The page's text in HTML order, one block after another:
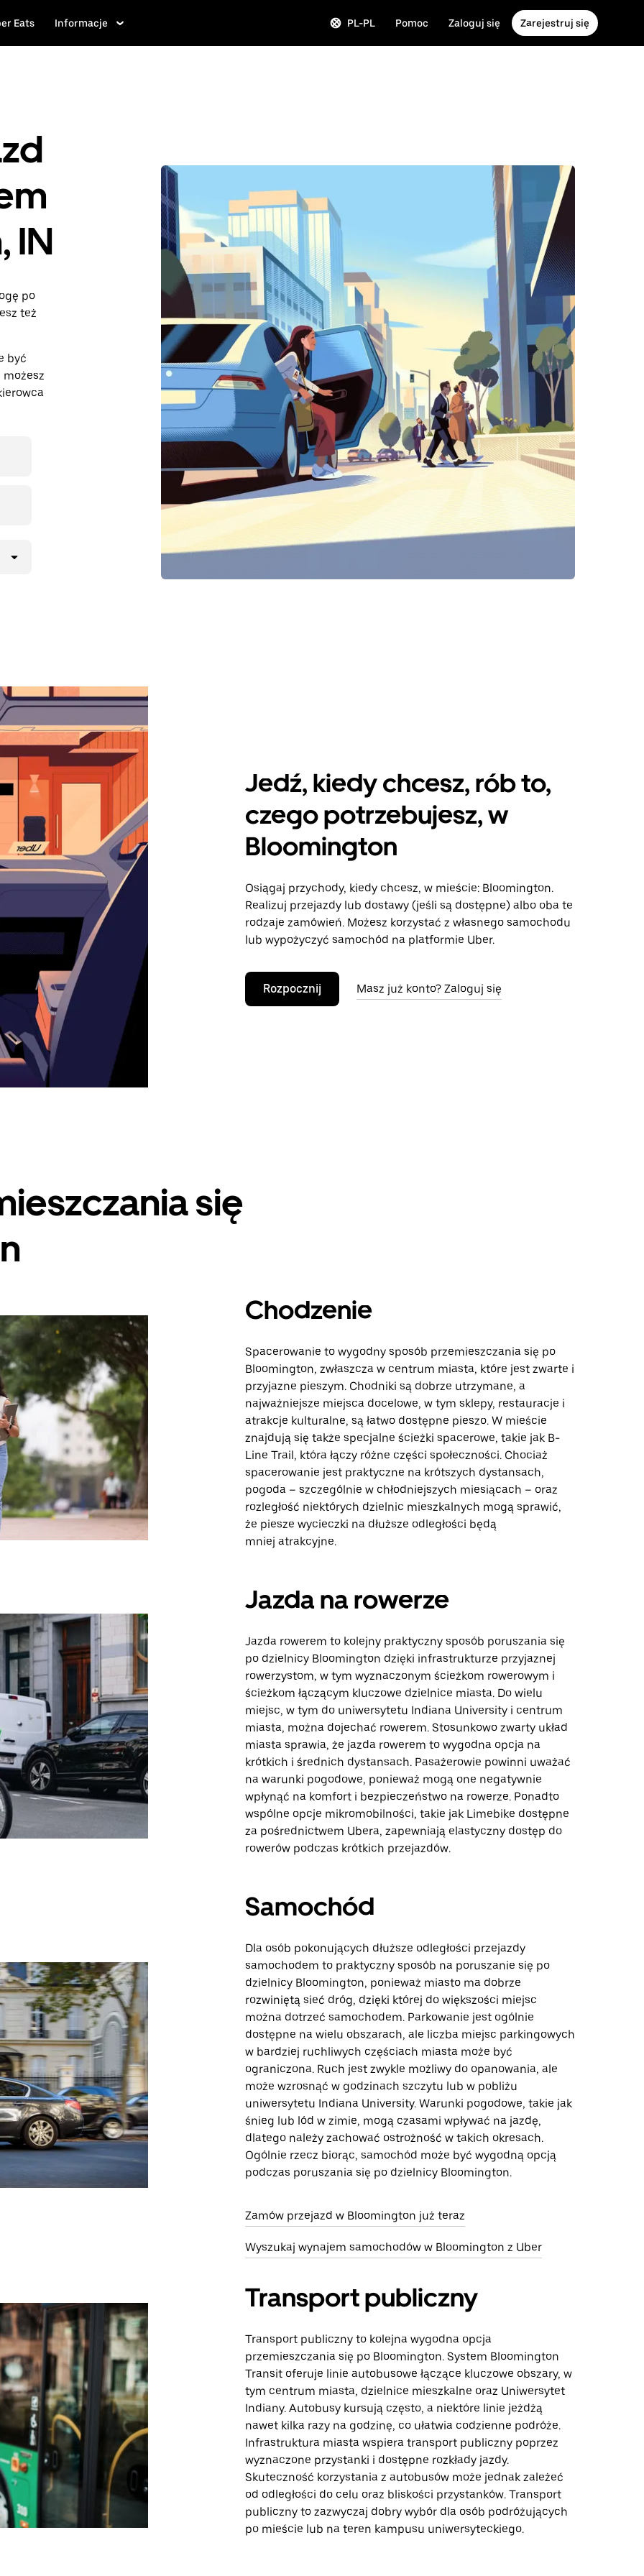
Eats Informacje PL-PL Pomoc Zaloguj się Zarejestruj się
IN
po
też
być
możesz
Jedź, kiedy chcesz, rób to,
czego potrzebujesz, w
Bloomington
Osiągaj przychody, kiedy chcesz, w mieście: Bloomington.
Realizuj przejazdy lub dostawy (jeśli są dostępne) albo oba te
rodzaje zamówień. Możesz korzystać z własnego samochodu
lub wypożyczyć samochód na platformie Uber.
Rozpocznij Masz już konto? Zaloguj się
się
Chodzenie
Spacerowanie to wygodny sposób przemieszczania się po
Bloomington, zwłaszcza w centrum miasta, które jest zwarte i
przyjazne pieszym. Chodniki są dobrze utrzymane, a
najważniejsze miejsca docelowe, w tym sklepy, restauracje i
atrakcje kulturalne, są łatwo dostępne pieszo. W mieście
znajdują się także specjalne ścieżki spacerowe, takie jak B-
Line Trail, która łączy różne części społeczności. Chociaż
spacerowanie jest praktyczne na krótszych dystansach,
pogoda – szczególnie w chłodniejszych miesiącach – oraz
rozległość niektórych dzielnic mieszkalnych mogą sprawić,
że piesze wycieczki na dłuższe odległości będą
mniej atrakcyjne.
Jazda na rowerze
Jazda rowerem to kolejny praktyczny sposób poruszania się
po dzielnicy Bloomington dzięki infrastrukturze przyjaznej
rowerzystom, w tym wyznaczonym ścieżkom rowerowym i
ścieżkom łączącym kluczowe dzielnice miasta. Do wielu
miejsc, w tym do uniwersytetu Indiana University i centrum
miasta, można dojechać rowerem. Stosunkowo zwarty układ
miasta sprawia, że jazda rowerem to wygodna opcja na
krótkich i średnich dystansach. Pasażerowie powinni uważać
na warunki pogodowe, ponieważ mogą one negatywnie
wpłynąć na komfort i bezpieczeństwo na rowerze. Ponadto
wspólne opcje mikromobilności, takie jak Limebike dostępne
za pośrednictwem Ubera, zapewniają elastyczny dostęp do
rowerów podczas krótkich przejazdów.
Samochód
Dla osób pokonujących dłuższe odległości przejazdy
samochodem to praktyczny sposób na poruszanie się po
dzielnicy Bloomington, ponieważ miasto ma dobrze
rozwiniętą sieć dróg, dzięki której do większości miejsc
można dotrzeć samochodem. Parkowanie jest ogólnie
dostępne na wielu obszarach, ale liczba miejsc parkingowych
w bardziej ruchliwych częściach miasta może być
ograniczona. Ruch jest zwykle możliwy do opanowania, ale
może wzrosnąć w godzinach szczytu lub w pobliżu
uniwersytetu Indiana University. Warunki pogodowe, takie jak
śnieg lub lód w zimie, mogą czasami wpływać na jazdę,
dlatego należy zachować ostrożność w takich okresach.
Ogólnie rzecz biorąc, samochód może być wygodną opcją
podczas poruszania się po dzielnicy Bloomington.
Zamów przejazd w Bloomington już teraz
Wyszukaj wynajem samochodów w Bloomington z Uber
Transport publiczny
Transport publiczny to kolejna wygodna opcja
przemieszczania się po Bloomington. System Bloomington
Transit oferuje linie autobusowe łączące kluczowe obszary, w
tym centrum miasta, dzielnice mieszkalne oraz Uniwersytet
Indiany. Autobusy kursują często, a niektóre linie jeżdżą
nawet kilka razy na godzinę, co ułatwia codzienne podróże.
Infrastruktura miasta wspiera transport publiczny poprzez
wyznaczone przystanki i dostępne rozkłady jazdy.
Skuteczność korzystania z autobusów może jednak zależeć
od odległości do celu oraz bliskości przystanków. Transport
publiczny to zazwyczaj dobry wybór dla osób podróżujących
po mieście lub na teren kampusu uniwersyteckiego.